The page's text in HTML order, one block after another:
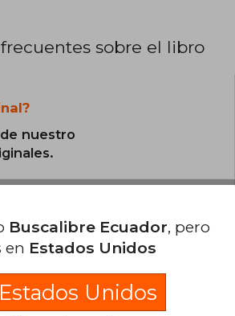
sobre el libro
nuestro
Buscalibre Ecuador, pero
en Estados Unidos
Unidos